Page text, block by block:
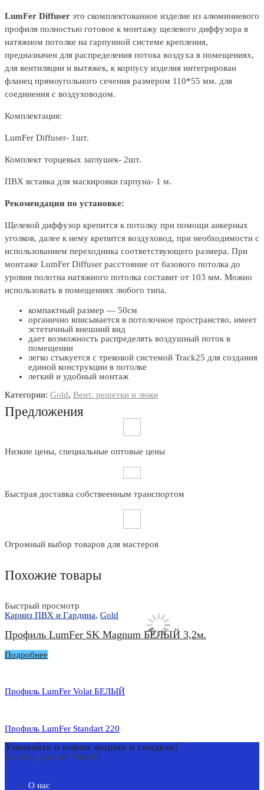
LumFer Diffuser это скомплектованное изделие из алюминиевого
профиля полностью готовое к монтажу щелевого диффузора в
натяжном потолке на гарпунной системе крепления,
предназначен для распределения потока воздуха в помещениях,
для вентиляции и вытяжек, к корпусу изделия интегрирован
фланец прямоугольного сечения размером 110*55 мм. для
соединения с воздуховодом.
Комплектация:
LumFer Diffuser- 1шт.
Комплект торцевых заглушек- 2шт.
ПВХ вставка для маскировки гарпуна- 1 м.
Рекомендации по установке:
Щелевой диффузор крепится к потолку при помощи анкерных
уголков, далее к нему крепится воздуховод, при необходимости с
использованием переходника соответствующего размера. При
монтаже LumFer Diffuser расстояние от базового потолка до
уровня полотна натяжного потолка составит от 103 мм. Можно
использовать в помещениях любого типа.
компактный размер — 50см
органично вписывается в потолочное пространство, имеет
эстетичный внешний вид
дает возможность распределять воздушный поток в
помещении
легко стыкуется с трековой системой Track25 для создания
единой конструкции в потолке
легкий и удобный монтаж
Категории: Gold, Вент. решетки и люки
Предложения
Низкие цены, специальные оптовые цены
Быстрая доставка собствеенным транспортом
Огромный выбор товаров для мастеров
Похожие товары
Быстрый просмотр
Карниз ПВХ и Гардина, Gold
Профиль LumFer SK Magnum БЕЛЫЙ 3,2м.
Подробнее
Профиль LumFer Volat БЕЛЫЙ
Профиль LumFer Standart 220
Узнавайте о новых акциях и скидках!
[mc4wp_form id="4464"]
О нас